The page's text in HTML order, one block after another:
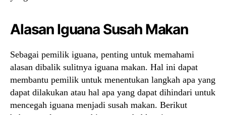
Alasan Iguana Susah Makan
Sebagai pemilik iguana, penting untuk memahami
alasan dibalik sulitnya iguana makan. Hal ini dapat
membantu pemilik untuk menentukan langkah apa yang
dapat dilakukan atau hal apa yang dapat dihindari untuk
mencegah iguana menjadi susah makan. Berikut